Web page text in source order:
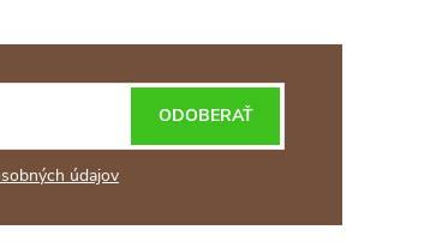
údajov
ODOBERAŤ